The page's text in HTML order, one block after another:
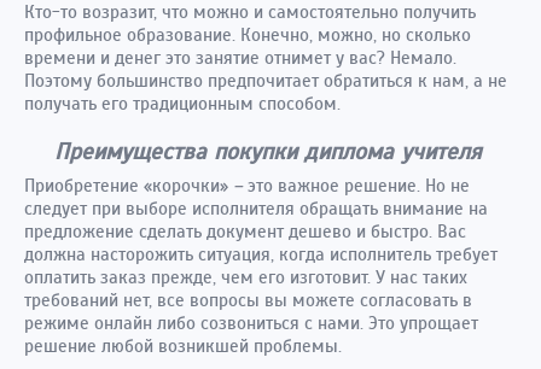
Кто-то возразит, что можно и самостоятельно получить
профильное образование. Конечно, можно, но сколько
времени и денег это занятие отнимет у вас? Немало.
Поэтому большинство предпочитает обратиться к нам, а не
получать его традиционным способом.
Преимущества покупки диплома учителя
Приобретение «корочки» –это важное решение. Но не
следует при выборе исполнителя обращать внимание на
предложение сделать документ дешево и быстро. Вас
должна насторожить ситуация, когда исполнитель требует
оплатить заказ прежде, чем его изготовит. У нас таких
требований нет, все вопросы вы можете согласовать в
режиме онлайн либо созвониться с нами. Это упрощает
решение любой возникшей проблемы.